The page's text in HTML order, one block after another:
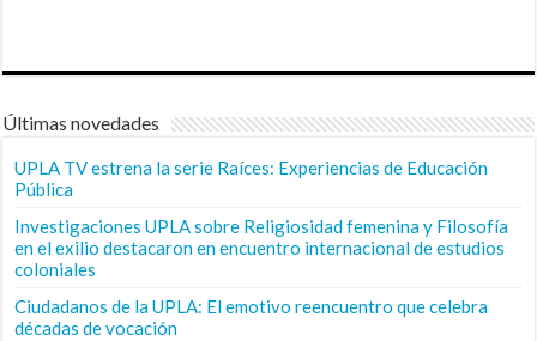
Últimas novedades
UPLA TV estrena la serie Raíces: Experiencias de Educación
Pública
Investigaciones UPLA sobre Religiosidad femenina y Filosofía
en el exilio destacaron en encuentro internacional de estudios
coloniales
Ciudadanos de la UPLA: El emotivo reencuentro que celebra
décadas de vocación